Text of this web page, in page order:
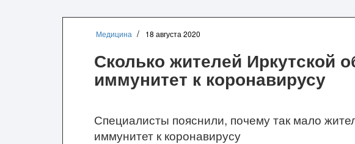
Медицина 18 августа 2020
Сколько жителей Иркутской
иммунитет к коронавирусу
Специалисты пояснили, почему так мало
иммунитет к коронавирусу